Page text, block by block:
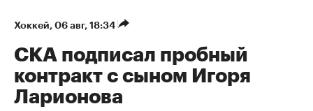
Хоккей 06 авг, 18:34
СКА подписал пробный
контракт с сыном Игоря
Ларионова